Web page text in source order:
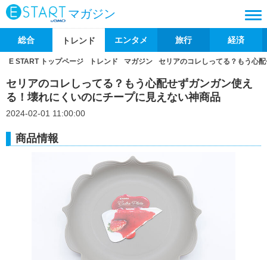
マガジン
総合 トレンド エンタメ 旅行 経済
E START トップページ トレンド マガジン セリアのコレしってる？もう心
セリアのコレしってる？もう心配せずガンガン使え
る！壊れにくいのにチープに見えない神商品
2024-02-01 11:00:00
商品情報